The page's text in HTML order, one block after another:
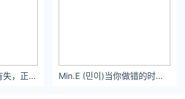
梨霜儿人生有得亦有失，正是这种得失交替使我们的生活变得有趣 Min.E (민이)当你做错的时候，连呼吸都是错的。